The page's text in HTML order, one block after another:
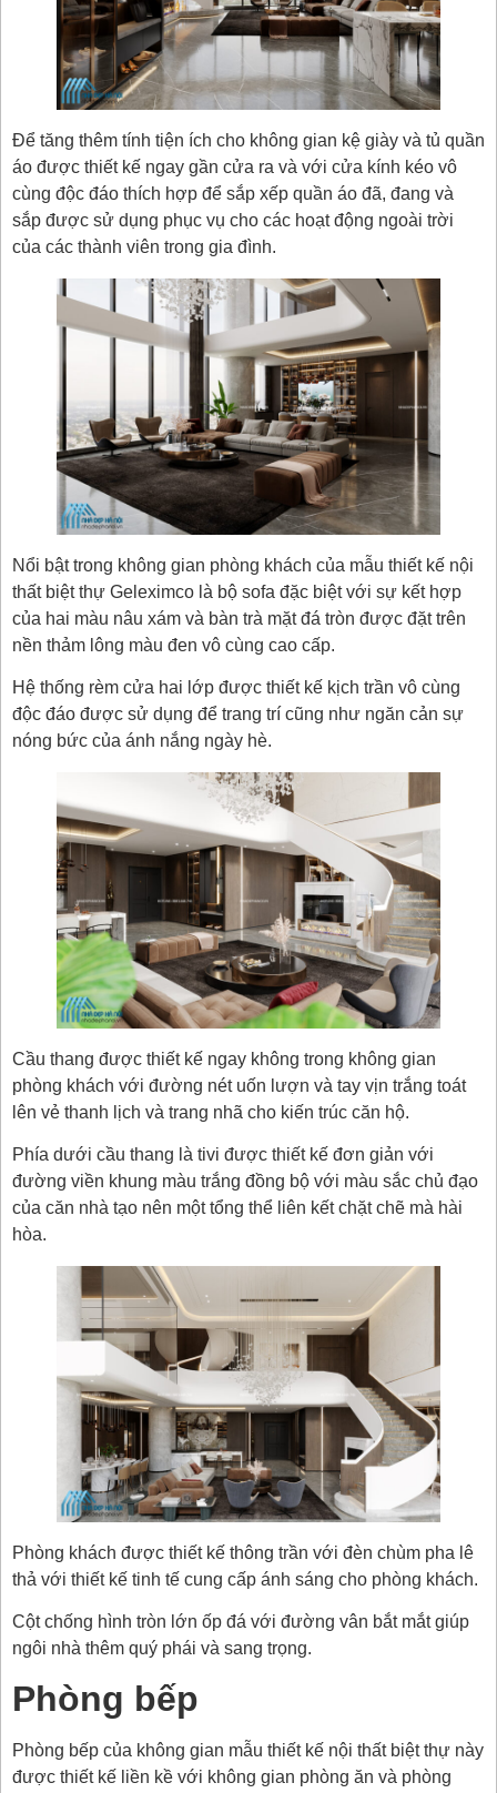
Để tăng thêm tính tiện ích cho không gian kệ giày và tủ quần
áo được thiết kế ngay gần cửa ra và với cửa kính kéo vô
cùng độc đáo thích hợp để sắp xếp quần áo đã, đang và
sắp được sử dụng phục vụ cho các hoạt động ngoài trời
của các thành viên trong gia đình.
Nổi bật trong không gian phòng khách của mẫu thiết kế nội
thất biệt thự Geleximco là bộ sofa đặc biệt với sự kết hợp
của hai màu nâu xám và bàn trà mặt đá tròn được đặt trên
nền thảm lông màu đen vô cùng cao cấp.
Hệ thống rèm cửa hai lớp được thiết kế kịch trần vô cùng
độc đáo được sử dụng để trang trí cũng như ngăn cản sự
nóng bức của ánh nắng ngày hè.
Cầu thang được thiết kế ngay không trong không gian
phòng khách với đường nét uốn lượn và tay vịn trắng toát
lên vẻ thanh lịch và trang nhã cho kiến trúc căn hộ.
Phía dưới cầu thang là tivi được thiết kế đơn giản với
đường viền khung màu trắng đồng bộ với màu sắc chủ đạo
của căn nhà tạo nên một tổng thể liên kết chặt chẽ mà hài
hòa.
Phòng khách được thiết kế thông trần với đèn chùm pha lê
thả với thiết kế tinh tế cung cấp ánh sáng cho phòng khách.
Cột chống hình tròn lớn ốp đá với đường vân bắt mắt giúp
ngôi nhà thêm quý phái và sang trọng.
Phòng bếp
Phòng bếp của không gian mẫu thiết kế nội thất biệt thự này
được thiết kế liền kề với không gian phòng ăn và phòng